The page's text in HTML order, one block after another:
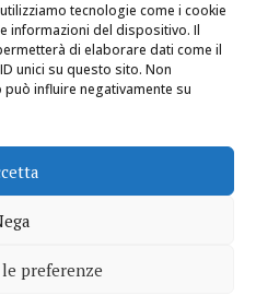
tecnologie come i cookie
informazioni del dispositivo. Il
di elaborare dati come il
unici su questo sito. Non
influire negativamente su
preferenze